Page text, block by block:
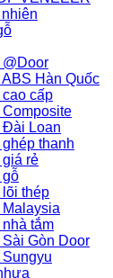
Hàn Quốc
cấp
Loan
thanh
rẻ
thép
tắm
Gòn Door